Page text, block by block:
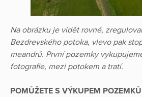
Na obrázku je vidět rovné,
Bezdrevského potoka, vlevo pak
meandrů. První pozemky
fotografie, mezi potokem a tratí.
POMŮŽETE S VÝKUPEM